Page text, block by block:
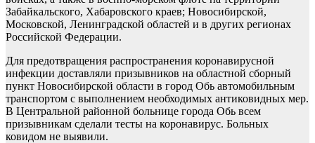
Забайкальского, Хабаровского краев; Новосибирской,
Московской, Ленинградской областей и в других регионах
Российской Федерации.
Для предотвращения распространения коронавирусной
инфекции доставляли призывников на областной сборный
пункт Новосибирской области в город Обь автомобильным
транспортом с выполнением необходимых антиковидных мер.
В Центральной районной больнице города Обь всем
призывникам сделали тесты на коронавирус. Больных
ковидом не выявили.